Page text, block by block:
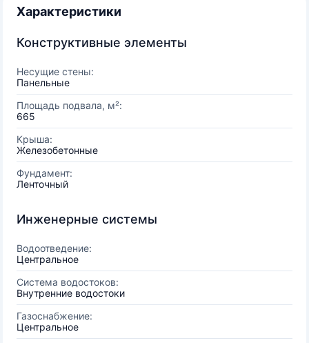
Характеристики
Конструктивные элементы
Несущие стены:
Панельные
Площадь подвала, м²:
665
Крыша:
Железобетонные
Фундамент:
Ленточный
Инженерные системы
Водоотведение:
Центральное
Система водостоков:
Внутренние водостоки
Газоснабжение:
Центральное